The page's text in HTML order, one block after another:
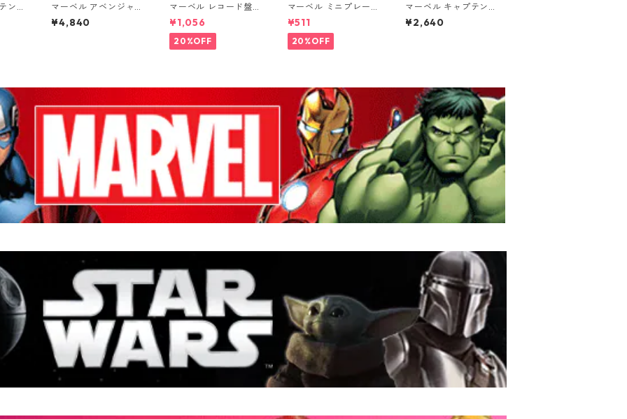
ン・
マーベル アベンジャー
ズ ロゴ ピアスセット
アイアンマン キャプテ
¥4,840
マーベル レコード盤型
プレート キャプテン・
アメリカ アメコミ お
皿 MARVEL
¥1,056
20%OFF
マーベル ミニプレート
キャプテン・アメリカ
歴代ポスター 小皿 MA
RVEL
¥511
20%OFF
マーベル キャプテン・
アメリカ ヴィンテージ
ミリタリー アーミーホ
¥2,640